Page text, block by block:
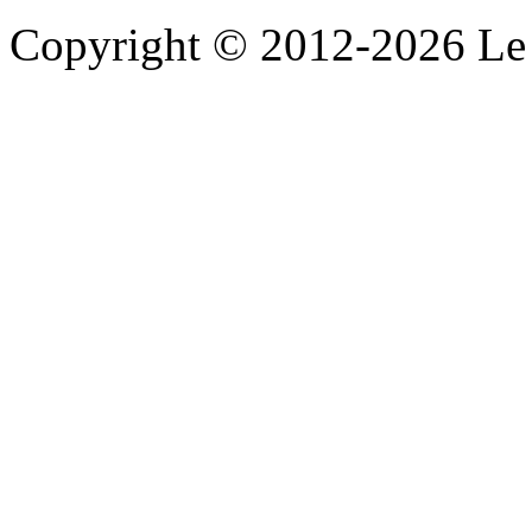
Copyright © 2012-2026 Le